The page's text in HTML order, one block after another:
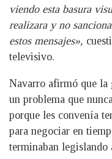
viendo esta basura
realizara y no
estos mensajes»,
televisivo.
Navarro afirmó que la
un problema que
porque les convenía
para negociar en
terminaban legislando